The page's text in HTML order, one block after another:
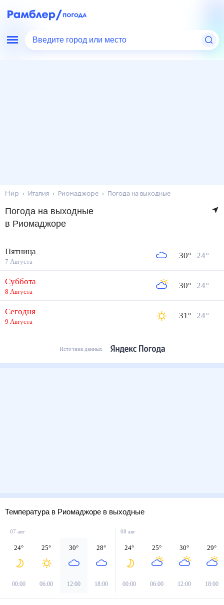
Введите город или место
Мир Италия Риомаджоре Погода на выходные
Погода на выходные
в Риомаджоре
Пятница
7 Августа
30° 24°
Суббота
8 Августа
30° 24°
Сегодня
9 Августа
31° 24°
Источник данных
Температура в Риомаджоре в выходные
07 авг
24°
00:00
25°
06:00
30°
12:00
28°
18:00
08 авг
24°
00:00
25°
06:00
30°
12:00
29°
18:00